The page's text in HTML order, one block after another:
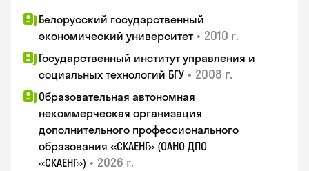
Белорусский государственный
экономический университет • 2010 г.
Государственный институт управления и
социальных технологий БГУ • 2008 г.
Образовательная автономная
некоммерческая организация
дополнительного профессионального
образования «СКАЕНГ» (ОАНО ДПО
«СКАЕНГ») • 2026 г.